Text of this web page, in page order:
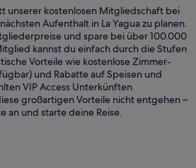
unserer kostenlosen Mitgliedschaft bei
Aufenthalt in La Yagua zu planen.
und spare bei über 100.000
kannst du einfach durch die Stufen
Vorteile wie kostenlose Zimmer-
und Rabatte auf Speisen und
VIP Access Unterkünften
großartigen Vorteile nicht entgehen –
an und starte deine Reise.